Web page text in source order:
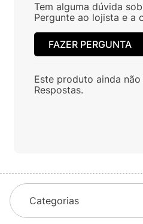
Tem alguma dúvida
Pergunte ao lojista e a
FAZER PERGUNTA
Este produto ainda
Respostas.
Categorias